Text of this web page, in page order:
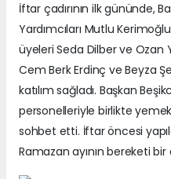
İftar çadırının ilk gününde,
Yardımcıları Mutlu
üyeleri Seda Dilber ve Ozan
Cem Berk Erdinç ve Beyza
katılım sağladı. Başkan
personelleriyle birlikte
sohbet etti. İftar öncesi
Ramazan ayının bereketi bir